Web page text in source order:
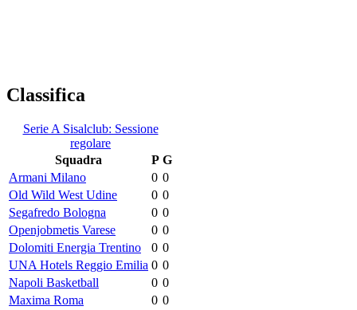
Classifica
Serie A Sisalclub: Sessione
regolare
Squadra
P G
Armani Milano
0 0
Old Wild West Udine
0 0
Segafredo Bologna
0 0
Openjobmetis Varese
0 0
Dolomiti Energia Trentino
0 0
UNA Hotels Reggio Emilia 0 0
Napoli Basketball
0 0
Maxima Roma
0 0